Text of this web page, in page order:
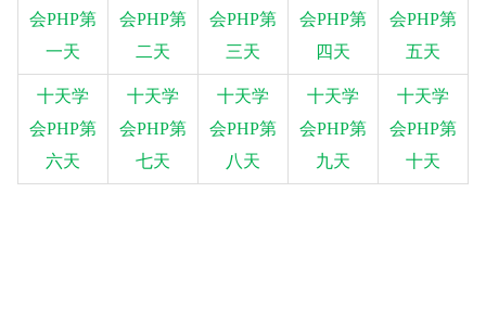
会PHP第
一天
会PHP第
二天
会PHP第
三天
会PHP第
四天
会PHP第
五天
十天学
会PHP第
六天
十天学
会PHP第
七天
十天学
会PHP第
八天
十天学
会PHP第
九天
十天学
会PHP第
十天